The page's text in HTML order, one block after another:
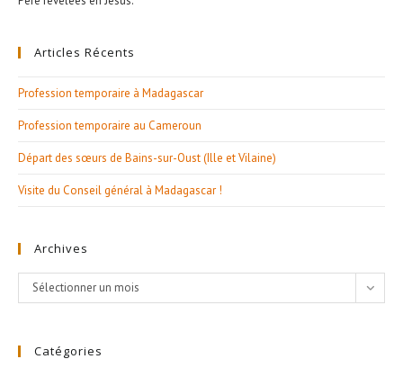
Articles Récents
Profession temporaire à Madagascar
Profession temporaire au Cameroun
Départ des sœurs de Bains-sur-Oust (Ille et Vilaine)
Visite du Conseil général à Madagascar !
Archives
Archives
Sélectionner un mois
Catégories